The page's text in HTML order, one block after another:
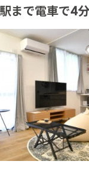
まで電車で4分